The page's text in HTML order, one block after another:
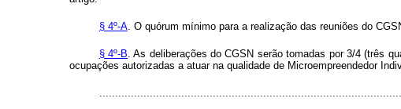
§ 4º-A. O quórum mínimo para a realização das reuniões do
§ 4º-B. As deliberações do CGSN serão tomadas por 3/4 (três
ocupações autorizadas a atuar na qualidade de Microempreendedor